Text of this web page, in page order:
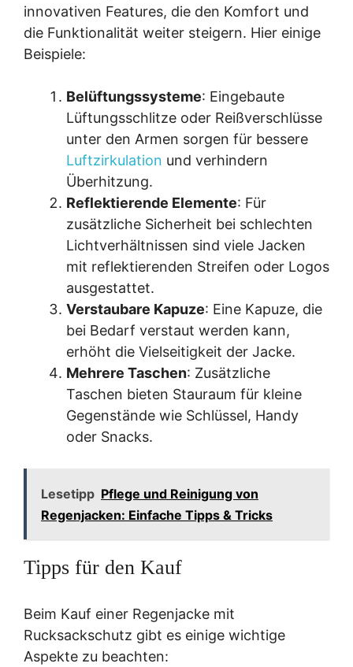
innovativen Features, die den Komfort und
die Funktionalität weiter steigern. Hier einige
Beispiele:
Belüftungssysteme: Eingebaute
Lüftungsschlitze oder Reißverschlüsse
unter den Armen sorgen für bessere
Luftzirkulation und verhindern
Überhitzung.
Reflektierende Elemente: Für
zusätzliche Sicherheit bei schlechten
Lichtverhältnissen sind viele Jacken
mit reflektierenden Streifen oder Logos
ausgestattet.
Verstaubare Kapuze: Eine Kapuze, die
bei Bedarf verstaut werden kann,
erhöht die Vielseitigkeit der Jacke.
Mehrere Taschen: Zusätzliche
Taschen bieten Stauraum für kleine
Gegenstände wie Schlüssel, Handy
oder Snacks.
Lesetipp Pflege und Reinigung von
Regenjacken: Einfache Tipps & Tricks
Tipps für den Kauf
Beim Kauf einer Regenjacke mit
Rucksackschutz gibt es einige wichtige
Aspekte zu beachten: